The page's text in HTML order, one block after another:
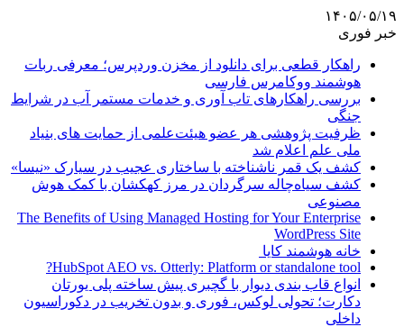
۱۴۰۵/۰۵/۱۹
خبر فوری
راهکار قطعی برای دانلود از مخزن وردپرس؛ معرفی ربات
هوشمند ووکامرس فارسی
بررسی راهکارهای تاب آوری و خدمات مستمر آب در شرایط
جنگی
ظرفیت پژوهشی هر عضو هیئت‌علمی از حمایت های بنیاد
ملی علم اعلام شد
کشف یک قمر ناشناخته با ساختاری عجیب در سیارک «نیسا»
کشف سیاه‌چاله سرگردان در مرز کهکشان با کمک هوش
مصنوعی
The Benefits of Using Managed Hosting for Your Enterprise
WordPress Site
خانه هوشمند کایا
HubSpot AEO vs. Otterly: Platform or standalone tool?
انواع قاب بندی دیوار با گچبری پیش ساخته پلی یورتان
دکارت؛ تحولی لوکس، فوری و بدون تخریب در دکوراسیون
داخلی